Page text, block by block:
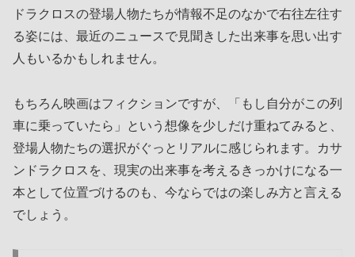
ドラクロスの登場人物たちが情報不足のなかで右往左往す
る姿には、最近のニュースで見聞きした出来事を思い出す
人もいるかもしれません。
もちろん映画はフィクションですが、「もし自分がこの列
車に乗っていたら」という想像を少しだけ重ねてみると、
登場人物たちの選択がぐっとリアルに感じられます。カサ
ンドラクロスを、現実の出来事を考えるきっかけになる一
本として位置づけるのも、今ならではの楽しみ方と言える
でしょう。